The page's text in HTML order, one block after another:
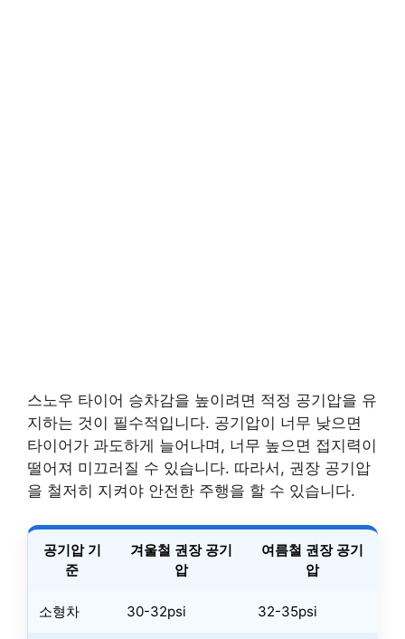
스노우 타이어 승차감을 높이려면 적정 공기압을 유
지하는 것이 필수적입니다. 공기압이 너무 낮으면
타이어가 과도하게 늘어나며, 너무 높으면 접지력이
떨어져 미끄러질 수 있습니다. 따라서, 권장 공기압
을 철저히 지켜야 안전한 주행을 할 수 있습니다.
공기압 기
준
겨울철 권장 공기
압
여름철 권장 공기
압
소형차 30-32psi 32-35psi